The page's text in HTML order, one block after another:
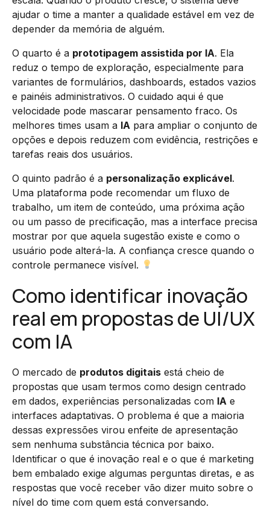
ajudar o time a manter a qualidade estável em vez de
depender da memória de alguém.
O quarto é a prototipagem assistida por IA. Ela
reduz o tempo de exploração, especialmente para
variantes de formulários, dashboards, estados vazios
e painéis administrativos. O cuidado aqui é que
velocidade pode mascarar pensamento fraco. Os
melhores times usam a IA para ampliar o conjunto de
opções e depois reduzem com evidência, restrições e
tarefas reais dos usuários.
O quinto padrão é a personalização explicável.
Uma plataforma pode recomendar um fluxo de
trabalho, um item de conteúdo, uma próxima ação
ou um passo de precificação, mas a interface precisa
mostrar por que aquela sugestão existe e como o
usuário pode alterá-la. A confiança cresce quando o
controle permanece visível.
Como identificar inovação
real em propostas de UI/UX
com IA
O mercado de produtos digitais está cheio de
propostas que usam termos como design centrado
em dados, experiências personalizadas com IA e
interfaces adaptativas. O problema é que a maioria
dessas expressões virou enfeite de apresentação
sem nenhuma substância técnica por baixo.
Identificar o que é inovação real e o que é marketing
bem embalado exige algumas perguntas diretas, e as
respostas que você receber vão dizer muito sobre o
nível do time com quem está conversando.